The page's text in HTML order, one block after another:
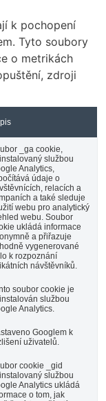
k pochopení
Tyto soubory
o metrikách
zdroji
_ga cookie,
službou
Analytics,
údaje o
relacích a
a také sleduje
webu pro analytický
webu. Soubor
ukládá informace
a přiřazuje
vygenerované
k rozpoznání
návštěvníků.
soubor cookie je
službou
Analytics.
Googlem k
uživatelů.
cookie _gid
službou
Analytics ukládá
o tom, jak